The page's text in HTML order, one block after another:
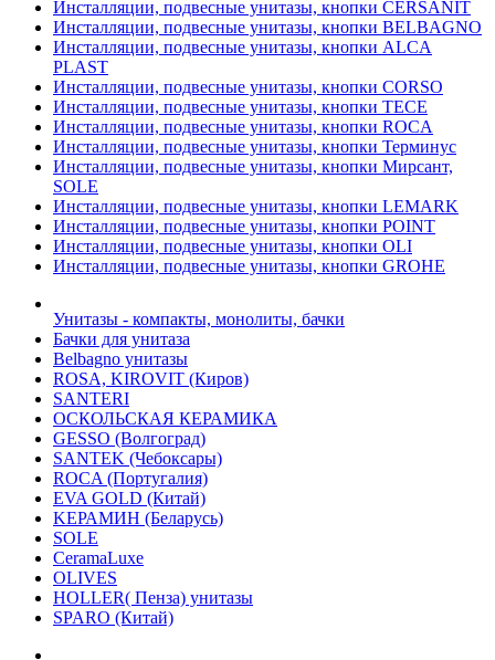
Инсталляции, подвесные унитазы, кнопки CERSANIT
Инсталляции, подвесные унитазы, кнопки BELBAGNO
Инсталляции, подвесные унитазы, кнопки ALCA
PLAST
Инсталляции, подвесные унитазы, кнопки CORSO
Инсталляции, подвесные унитазы, кнопки TECE
Инсталляции, подвесные унитазы, кнопки ROCA
Инсталляции, подвесные унитазы, кнопки Терминус
Инсталляции, подвесные унитазы, кнопки Мирсант,
SOLE
Инсталляции, подвесные унитазы, кнопки LEMARK
Инсталляции, подвесные унитазы, кнопки POINT
Инсталляции, подвесные унитазы, кнопки OLI
Инсталляции, подвесные унитазы, кнопки GROHE
Унитазы - компакты, монолиты, бачки
Бачки для унитаза
Belbagno унитазы
ROSA, KIROVIT (Киров)
SANTERI
ОСКОЛЬСКАЯ КЕРАМИКА
GESSO (Волгоград)
SANTEK (Чебоксары)
ROCA (Португалия)
EVA GOLD (Китай)
KЕРАМИН (Беларусь)
SOLE
CeramaLuxe
OLIVES
HOLLER( Пенза) унитазы
SPARO (Китай)